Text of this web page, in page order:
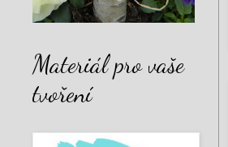
Materiál pro vaše
tvoření